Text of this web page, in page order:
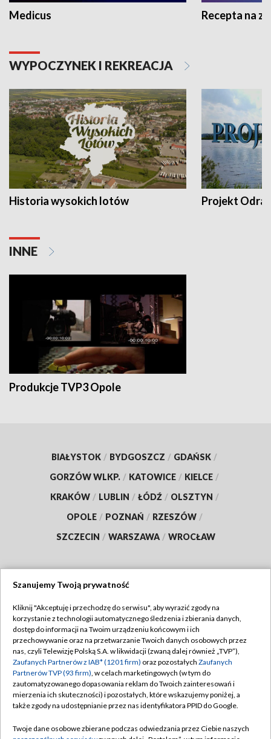
Medicus Recepta na
WYPOCZYNEK I REKREACJA
Historia wysokich lotów Projekt Odra
INNE
Produkcje TVP3 Opole
BIAŁYSTOK / BYDGOSZCZ / GDAŃSK /
GORZÓW WLKP. / KATOWICE / KIELCE /
KRAKÓW / LUBLIN / ŁÓDŹ / OLSZTYN /
OPOLE / POZNAŃ / RZESZÓW /
SZCZECIN / WARSZAWA / WROCŁAW
TVP
Abonament TVP
Emisja w TVP
Centrum informacji TVP
Naziemna Telewizja Cyfrowa
Regulamin TVP
Polityka prywatności
Moje zgody
Pomoc
Szanujemy Twoją prywatność
Kliknij "Akceptuję i przechodzę do serwisu", aby wyrazić zgody na
korzystanie z technologii automatycznego śledzenia i zbierania danych,
dostęp do informacji na Twoim urządzeniu końcowym i ich
przechowywanie oraz na przetwarzanie Twoich danych osobowych przez
nas, czyli Telewizję Polską S.A. w likwidacji (zwaną dalej również „TVP”),
Zaufanych Partnerów z IAB* (1201 firm) oraz pozostałych Zaufanych
Partnerów TVP (93 firm), w celach marketingowych (w tym do
zautomatyzowanego dopasowania reklam do Twoich zainteresowań i
mierzenia ich skuteczności) i pozostałych, które wskazujemy poniżej, a
także zgody na udostępnianie przez nas identyfikatora PPID do Google.
Twoje dane osobowe zbierane podczas odwiedzania przez Ciebie naszych